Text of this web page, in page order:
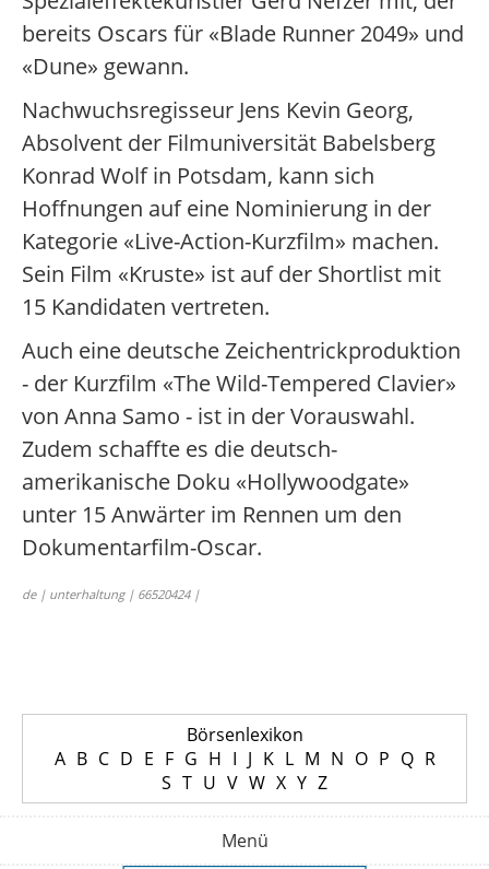
bereits Oscars für «Blade Runner 2049» und
«Dune» gewann.
Nachwuchsregisseur Jens Kevin Georg,
Absolvent der Filmuniversität Babelsberg
Konrad Wolf in Potsdam, kann sich
Hoffnungen auf eine Nominierung in der
Kategorie «Live-Action-Kurzfilm» machen.
Sein Film «Kruste» ist auf der Shortlist mit
15 Kandidaten vertreten.
Auch eine deutsche Zeichentrickproduktion
- der Kurzfilm «The Wild-Tempered Clavier»
von Anna Samo - ist in der Vorauswahl.
Zudem schaffte es die deutsch-
amerikanische Doku «Hollywoodgate»
unter 15 Anwärter im Rennen um den
Dokumentarfilm-Oscar.
de | unterhaltung | 66520424 |
Börsenlexikon
A B C D E F G H I J K L M N O P Q R
S T U V W X Y Z
Menü